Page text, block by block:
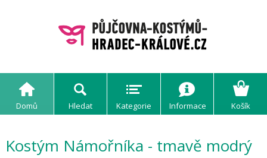
Domů Hledat Kategorie Informace Košík
Kostým Námořníka - tmavě modrý